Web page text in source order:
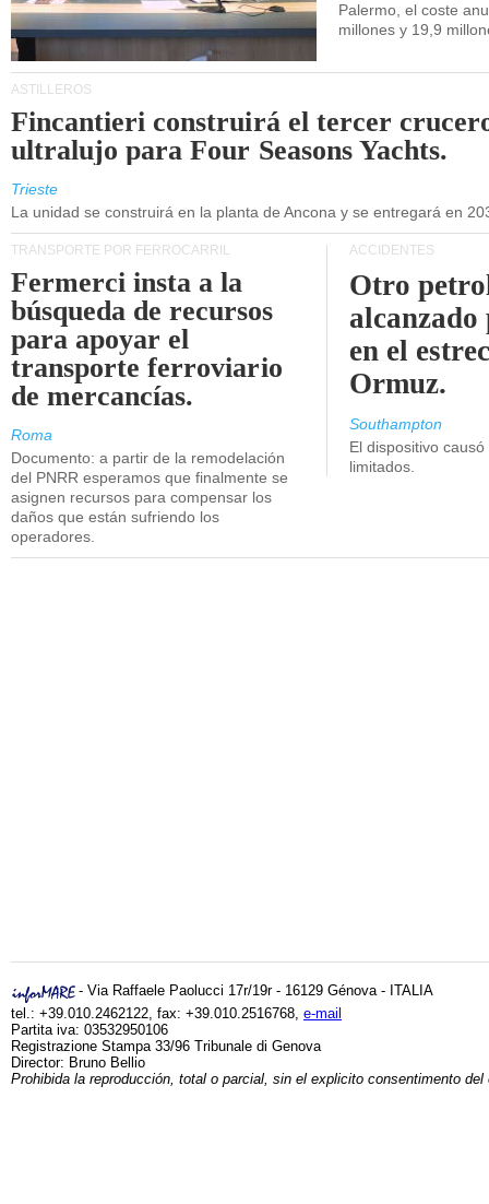
Palermo, el coste
millones y 19,9
ASTILLEROS
Fincantieri construirá el tercer
ultralujo para Four Seasons Yachts.
Trieste
La unidad se construirá en la planta de Ancona y se entregará en
TRANSPORTE POR FERROCARRIL
Fermerci insta a la
búsqueda de recursos
para apoyar el
transporte ferroviario
de mercancías.
Roma
Documento: a partir de la remodelación
del PNRR esperamos que finalmente se
asignen recursos para compensar los
daños que están sufriendo los
operadores.
ACCIDENTES
Otro
en el
Ormuz.
Southampton
El dispositivo
limitados.
- Via Raffaele Paolucci 17r/19r - 16129 Génova - ITALIA
tel.: +39.010.2462122, fax: +39.010.2516768, e-mail
Partita iva: 03532950106
Registrazione Stampa 33/96 Tribunale di Genova
Director: Bruno Bellio
Prohibida la reproducción, total o parcial, sin el explicito consentimento del